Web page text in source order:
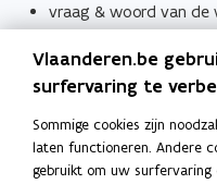
vraag & woord van de
Schrijf je in
Thema's
Taaladviezen
Vlaanderen.be
surfervaring te
Sommige cookies zijn
laten functioneren. Andere
gebruikt om uw